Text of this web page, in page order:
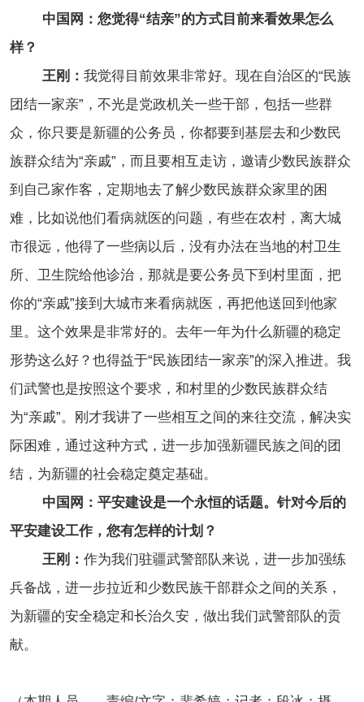
中国网：您觉得“结亲”的方式目前来看效果怎么
样？
王刚： 我觉得目前效果非常好。现在自治区的“民族
团结一家亲”，不光是党政机关一些干部，包括一些群
众，你只要是新疆的公务员，你都要到基层去和少数民
族群众结为“亲戚”，而且要相互走访，邀请少数民族群众
到自己家作客，定期地去了解少数民族群众家里的困
难，比如说他们看病就医的问题，有些在农村，离大城
市很远，他得了一些病以后，没有办法在当地的村卫生
所、卫生院给他诊治，那就是要公务员下到村里面，把
你的“亲戚”接到大城市来看病就医，再把他送回到他家
里。这个效果是非常好的。去年一年为什么新疆的稳定
形势这么好？也得益于“民族团结一家亲”的深入推进。我
们武警也是按照这个要求，和村里的少数民族群众结
为“亲戚”。刚才我讲了一些相互之间的来往交流，解决实
际困难，通过这种方式，进一步加强新疆民族之间的团
结，为新疆的社会稳定奠定基础。
中国网：平安建设是一个永恒的话题。针对今后的
平安建设工作，您有怎样的计划？
王刚： 作为我们驻疆武警部队来说，进一步加强练
兵备战，进一步拉近和少数民族干部群众之间的关系，
为新疆的安全稳定和长治久安，做出我们武警部队的贡
献。